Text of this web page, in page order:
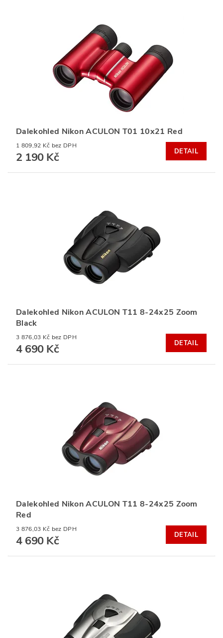
Dalekohled Nikon ACULON T01 10x21 Red
1 809,92 Kč bez DPH
2 190 Kč DETAIL
Dalekohled Nikon ACULON T11 8-24x25 Zoom
Black
3 876,03 Kč bez DPH
4 690 Kč DETAIL
Dalekohled Nikon ACULON T11 8-24x25 Zoom
Red
3 876,03 Kč bez DPH
4 690 Kč DETAIL